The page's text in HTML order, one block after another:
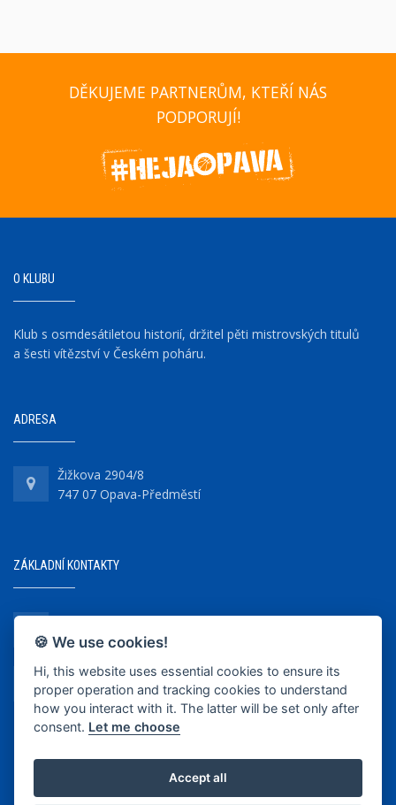
DĚKUJEME PARTNERŮM, KTEŘÍ NÁS
PODPORUJÍ!
O KLUBU
Klub s osmdesátiletou historií, držitel pěti mistrovských titulů
a šesti vítězství v Českém poháru.
ADRESA
Žižkova 2904/8
747 07 Opava-Předměstí
ZÁKLADNÍ KONTAKTY
+420 737 218 679
info@bkopava.cz
www.bkopava.cz
🍪 We use cookies!
Hi, this website uses essential cookies to ensure its
proper operation and tracking cookies to understand
how you interact with it. The latter will be set only after
consent. Let me choose
Accept all